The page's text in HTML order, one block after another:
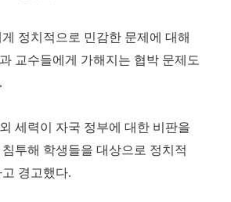
정치적으로 민감한 문제에 대해
교수들에게 가해지는 협박 문제도
.
세력이 자국 정부에 대한 비판을
투해 학생들을 대상으로 정치적
경고했다.